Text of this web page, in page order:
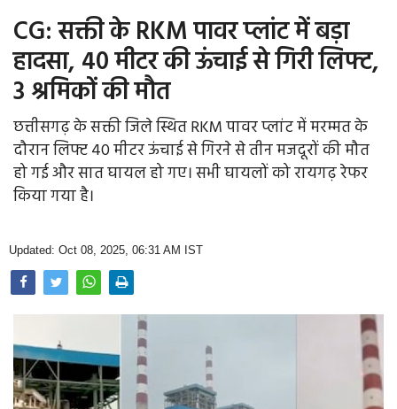
Office Office
Political Gossips
Farm & Food
Opinion
Photo Gallery
Home
CG: सक्ती के RKM पावर प्लांट में बड़ा
हादसा, 40 मीटर की ऊंचाई से गिरी लिफ्ट,
3 श्रमिकों की मौत
छत्तीसगढ़ के सक्ती जिले स्थित RKM पावर प्लांट में मरम्मत के
दौरान लिफ्ट 40 मीटर ऊंचाई से गिरने से तीन मजदूरों की मौत
हो गई और सात घायल हो गए। सभी घायलों को रायगढ़ रेफर
किया गया है।
Updated: Oct 08, 2025, 06:31 AM IST